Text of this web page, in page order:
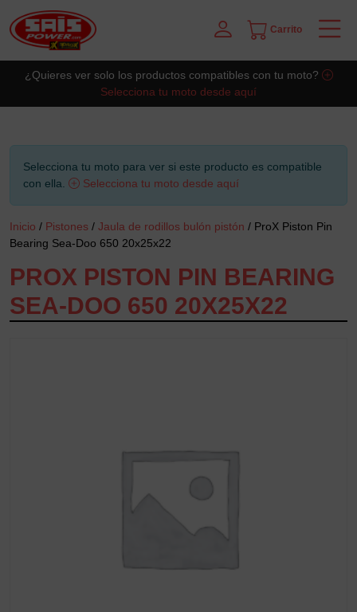
Carrito
¿Quieres ver solo los productos compatibles con tu moto?
Selecciona tu moto desde aquí
Selecciona tu moto para ver si este producto es compatible
con ella.
Selecciona tu moto desde aquí
Inicio / Pistones / Jaula de rodillos bulón pistón / ProX Piston Pin
Bearing Sea-Doo 650 20x25x22
PROX PISTON PIN BEARING
SEA-DOO 650 20X25X22